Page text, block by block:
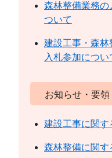
森林整備業務の
ついて
建設工事・森林
入札参加につい
お知らせ・要領
建設工事に関す
森林整備に関す